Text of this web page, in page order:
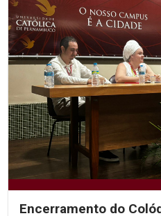
Encerramento do